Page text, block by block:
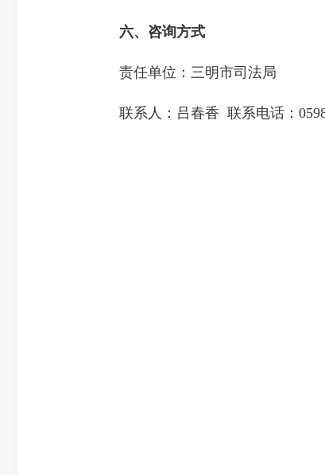
六、咨询方式
责任单位：三明市司法局
联系人：吕春香 联系电话：